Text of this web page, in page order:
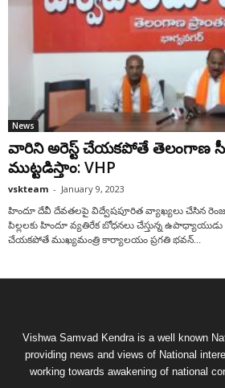
News
వారిని అరెస్ట్ చేయకపోతే తెలంగాణ
ముట్టడిస్తాం: VHP
vskteam - January 9, 2023
హిందూ దేవీ దేవతలపై విద్వేషపూరిత వ్యాఖ్యలు చేసిన
పిల్లలకు హిందూ వ్యతిరేక బోధనలు చేస్తున్న ఉపాధ్యాయుడు
చేయకపోతే ముఖ్యమంత్రి కార్యాలయం ప్రగతి భవన్...
Vishwa Samvad Kendra is a well known
providing news and views of National
working towards awakening of national